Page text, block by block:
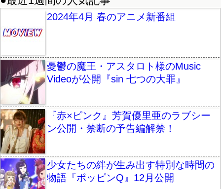
2024年4月 春のアニメ新番組
憂鬱の魔王・アスタロト様のMusic
Videoが公開『sin 七つの大罪』
『赤×ピンク』芳賀優里亜のラブシー
ン公開・禁断の予告編解禁！
少女たちの絆が生み出す特別な時間の
物語『ポッピンQ』12月公開